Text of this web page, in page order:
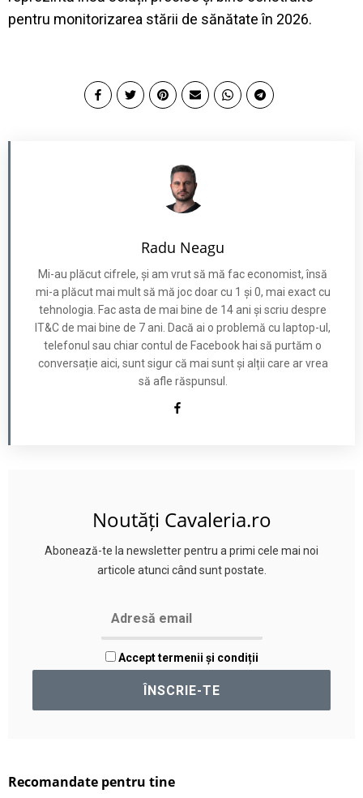
pentru monitorizarea stării de sănătate în 2026.
Radu Neagu
Mi-au plăcut cifrele, și am vrut să mă fac economist, însă
mi-a plăcut mai mult să mă joc doar cu 1 și 0, mai exact cu
tehnologia. Fac asta de mai bine de 14 ani și scriu despre
IT&C de mai bine de 7 ani. Dacă ai o problemă cu laptop-ul,
telefonul sau chiar contul de Facebook hai să purtăm o
conversație aici, sunt sigur că mai sunt și alții care ar vrea
să afle răspunsul.
Noutăți Cavaleria.ro
Abonează-te la newsletter pentru a primi cele mai noi
articole atunci când sunt postate.
Accept termenii și condiții
Recomandate pentru tine